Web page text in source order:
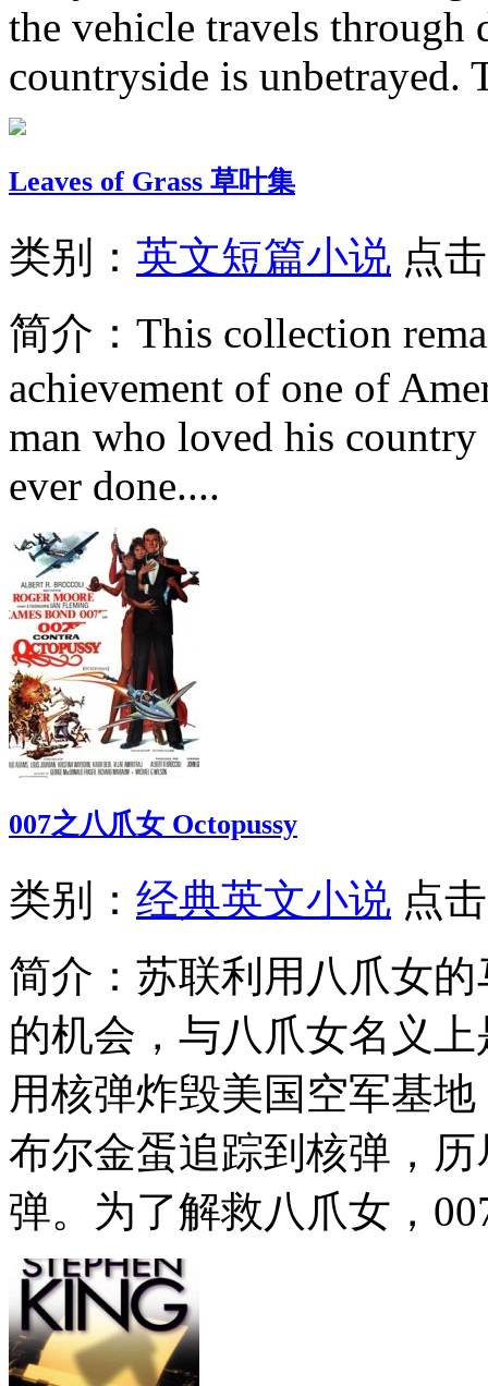
the vehicle travels through
countryside is unbetrayed.
Leaves of Grass 草叶集
类别： 英文短篇小说 点
简介： This collection
achievement of one of
man who loved his
ever done....
007之八爪女 Octopussy
类别： 经典英文小说 点
简介： 苏联利用八爪女
的机会，与八爪女名义
用核弹炸毁美国空军基
布尔金蛋追踪到核弹，
弹。为了解救八爪女，